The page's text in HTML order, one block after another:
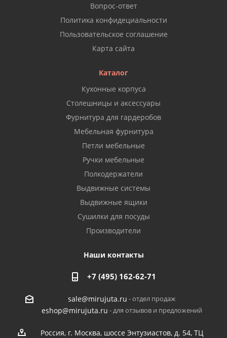
Вопрос-ответ
Политика конфидециальности
Пользовательское соглашение
Карта сайта
Каталог
Кухонные корпуса
Столешницы и аксессуары
Фурнитура для гардеробов
Мебельная фурнитура
Петли мебельные
Ручки мебельные
Полкодержатели
Выдвижные системы
Выдвижные ящики
Сушилки для посуды
Производители
Наши контакты
+7 (495) 162-62-71
sale@mirujuta.ru - отдел продаж
eshop@mirujuta.ru - для отзывов и предложений
Россия, г. Москва, шоссе Энтузиастов, д. 54, ТЦ